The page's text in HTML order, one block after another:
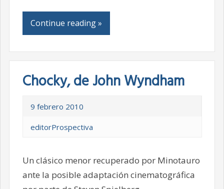
Continue reading »
Chocky, de John Wyndham
9 febrero 2010
editorProspectiva
Un clásico menor recuperado por Minotauro
ante la posible adaptación cinematográfica